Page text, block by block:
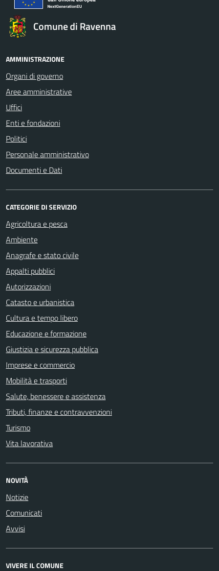
Comune di Ravenna
AMMINISTRAZIONE
Organi di governo
Aree amministrative
Uffici
Enti e fondazioni
Politici
Personale amministrativo
Documenti e Dati
CATEGORIE DI SERVIZIO
Agricoltura e pesca
Ambiente
Anagrafe e stato civile
Appalti pubblici
Autorizzazioni
Catasto e urbanistica
Cultura e tempo libero
Educazione e formazione
Giustizia e sicurezza pubblica
Imprese e commercio
Mobilità e trasporti
Salute, benessere e assistenza
Tributi, finanze e contravvenzioni
Turismo
Vita lavorativa
NOVITÀ
Notizie
Comunicati
Avvisi
VIVERE IL COMUNE